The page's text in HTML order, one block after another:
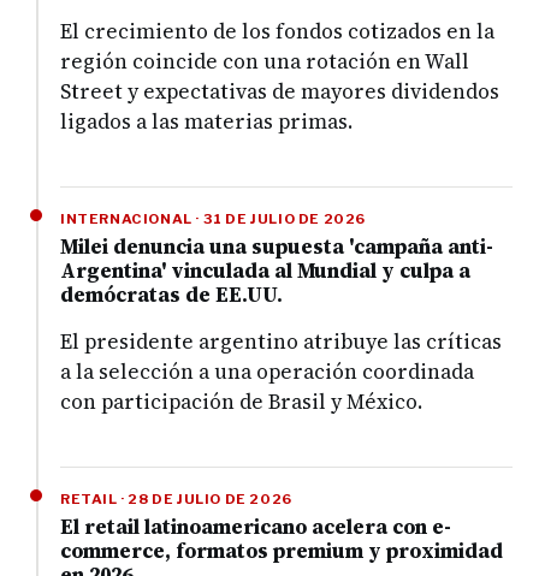
El crecimiento de los fondos cotizados en la
región coincide con una rotación en Wall
Street y expectativas de mayores dividendos
ligados a las materias primas.
INTERNACIONAL · 31 DE JULIO DE 2026
Milei denuncia una supuesta 'campaña anti-
Argentina' vinculada al Mundial y culpa a
demócratas de EE.UU.
El presidente argentino atribuye las críticas
a la selección a una operación coordinada
con participación de Brasil y México.
RETAIL · 28 DE JULIO DE 2026
El retail latinoamericano acelera con e-
commerce, formatos premium y proximidad